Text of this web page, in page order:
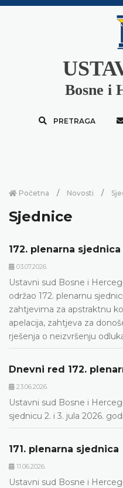
Bosne i
PRETRAGA
Početna Novosti
Sjednice
172. plenarna sjednica
03.07.2026.
Ustavni sud Bosne i
održao 172. plenarnu
zahtjevima za apstraktnu
apelacija, zahtjeva za
rješenja o neizvršenju
Dnevni red 172.
23.06.2026.
Ustavni sud Bosne i
sjednicu 2. i 3. jula 2026.
171. plenarna sjednica
11.06.2026.
Ustavni sud Bosne i